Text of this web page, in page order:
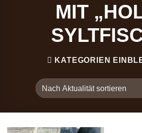
MIT
KATEGORIEN